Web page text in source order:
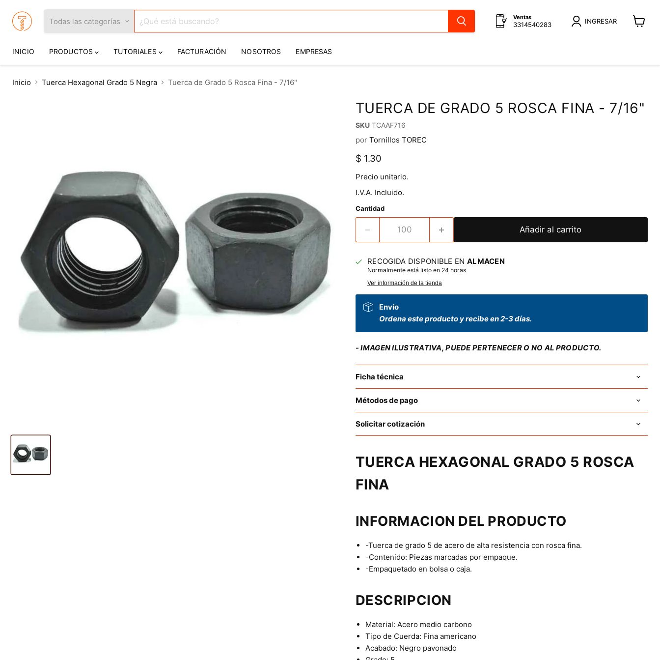
Todas las categorías Ventas
3314540283 INGRESAR
INICIO PRODUCTOS TUTORIALES FACTURACIÓN NOSOTROS EMPRESAS
Inicio Tuerca Hexagonal Grado 5 Negra Tuerca de Grado 5 Rosca Fina - 7/16"
TUERCA DE GRADO 5 ROSCA FINA - 7/16"
SKU TCAAF716
por Tornillos TOREC
Precio actual
$ 1.30
Precio unitario.
I.V.A. Incluido.
Cantidad
Añadir al carrito
RECOGIDA DISPONIBLE EN ALMACEN
Normalmente está listo en 24 horas
Ver información de la tienda
Envío
Ordena este producto y recibe en 2-3 días.
- IMAGEN ILUSTRATIVA, PUEDE PERTENECER O NO AL PRODUCTO.
Ficha técnica
Métodos de pago
Solicitar cotización
TUERCA HEXAGONAL GRADO 5 ROSCA
FINA
INFORMACION DEL PRODUCTO
-Tuerca de grado 5 de acero de alta resistencia con rosca fina.
-Contenido: Piezas marcadas por empaque.
-Empaquetado en bolsa o caja.
DESCRIPCION
Material: Acero medio carbono
Tipo de Cuerda: Fina americano
Acabado: Negro pavonado